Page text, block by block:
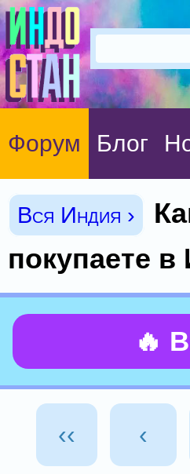
Форум Блог
Вся Индия ›
покупаете
🔥
‹‹ ‹